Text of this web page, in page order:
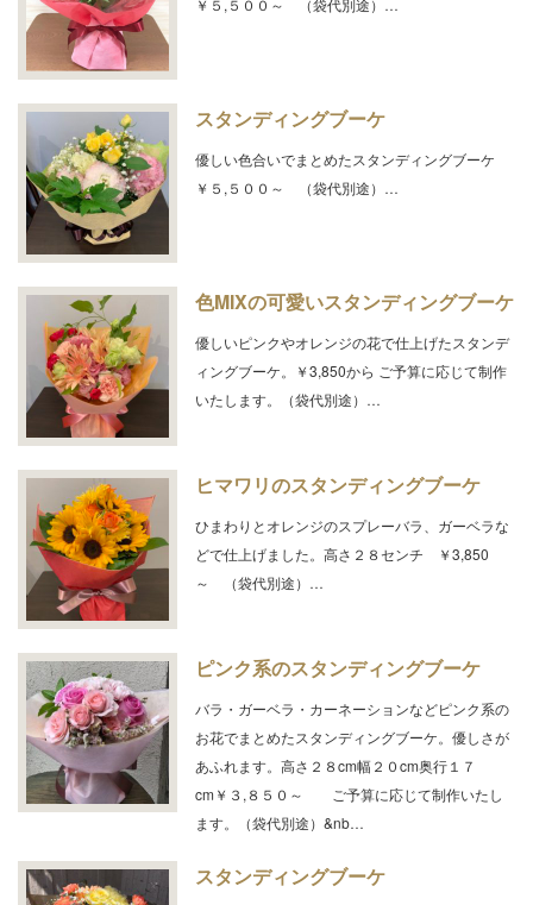
￥５,５００～ （袋代別途）…
スタンディングブーケ
優しい色合いでまとめたスタンディングブーケ
￥５,５００～ （袋代別途）…
色MIXの可愛いスタンディングブーケ
優しいピンクやオレンジの花で仕上げたスタンデ
ィングブーケ。￥3,850から ご予算に応じて制作
いたします。（袋代別途）…
ヒマワリのスタンディングブーケ
ひまわりとオレンジのスプレーバラ、ガーベラな
どで仕上げました。高さ２８センチ ￥3,850
～ （袋代別途）…
ピンク系のスタンディングブーケ
バラ・ガーベラ・カーネーションなどピンク系の
お花でまとめたスタンディングブーケ。優しさが
あふれます。高さ２８cm幅２０cm奥行１７
cm￥３,８５０～ ご予算に応じて制作いたし
ます。（袋代別途）&nb…
スタンディングブーケ